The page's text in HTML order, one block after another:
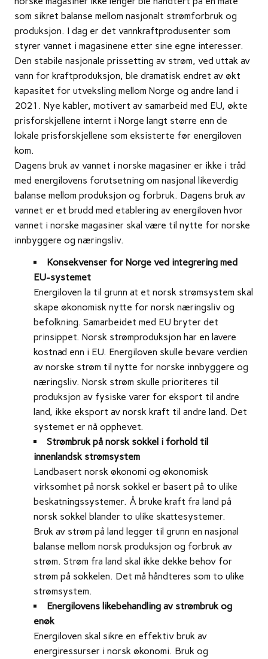
som sikret balanse mellom nasjonalt strømforbruk og
produksjon. I dag er det vannkraftprodusenter som
styrer vannet i magasinene etter sine egne interesser.
Den stabile nasjonale prissetting av strøm, ved uttak av
vann for kraftproduksjon, ble dramatisk endret av økt
kapasitet for utveksling mellom Norge og andre land i
2021. Nye kabler, motivert av samarbeid med EU, økte
prisforskjellene internt i Norge langt større enn de
lokale prisforskjellene som eksisterte før energiloven
kom.
Dagens bruk av vannet i norske magasiner er ikke i tråd
med energilovens forutsetning om nasjonal likeverdig
balanse mellom produksjon og forbruk. Dagens bruk av
vannet er et brudd med etablering av energiloven hvor
vannet i norske magasiner skal være til nytte for norske
innbyggere og næringsliv.
Konsekvenser for Norge ved integrering med
EU-systemet
Energiloven la til grunn at et norsk strømsystem skal
skape økonomisk nytte for norsk næringsliv og
befolkning. Samarbeidet med EU bryter det
prinsippet. Norsk strømproduksjon har en lavere
kostnad enn i EU. Energiloven skulle bevare verdien
av norske strøm til nytte for norske innbyggere og
næringsliv. Norsk strøm skulle prioriteres til
produksjon av fysiske varer for eksport til andre
land, ikke eksport av norsk kraft til andre land. Det
systemet er nå opphevet.
Strømbruk på norsk sokkel i forhold til
innenlandsk strømsystem
Landbasert norsk økonomi og økonomisk
virksomhet på norsk sokkel er basert på to ulike
beskatningssystemer. Å bruke kraft fra land på
norsk sokkel blander to ulike skattesystemer.
Bruk av strøm på land legger til grunn en nasjonal
balanse mellom norsk produksjon og forbruk av
strøm. Strøm fra land skal ikke dekke behov for
strøm på sokkelen. Det må håndteres som to ulike
strømsystem.
Energilovens likebehandling av strømbruk og
enøk
Energiloven skal sikre en effektiv bruk av
energiressurser i norsk økonomi. Bruk og